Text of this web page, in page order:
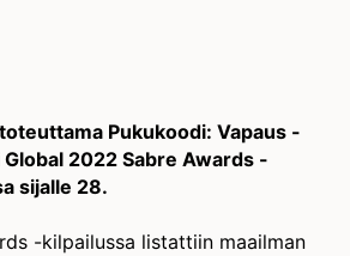
Pukukoodi: Vapaus -
2022 Sabre Awards -
sijalle 28.
-kilpailussa listattiin maailman